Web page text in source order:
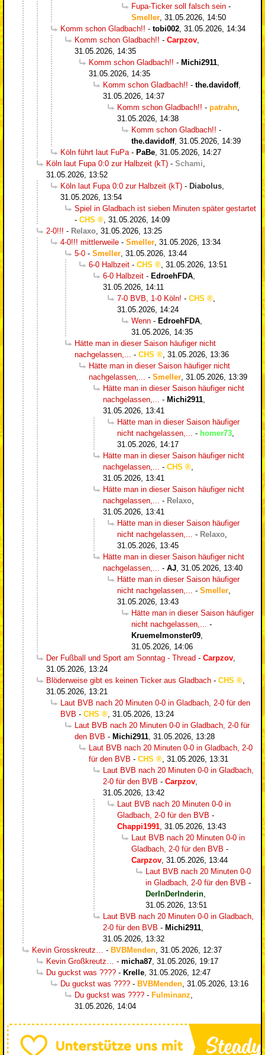
Fupa-Ticker soll falsch sein -
Smeller 31.05.2026, 14:50
Komm schon Gladbach!! - tobi002 31.05.2026, 14:34
Komm schon Gladbach!! - Carpzov
31.05.2026, 14:35
Komm schon Gladbach!! - Michi2911
31.05.2026, 14:35
Komm schon Gladbach!! - the.davidoff,
31.05.2026, 14:37
Komm schon Gladbach!! - patrahn
31.05.2026, 14:38
Komm schon Gladbach!! -
the.davidoff, 31.05.2026, 14:39
Köln führt laut FuPa - PaBe 31.05.2026, 14:27
Köln laut Fupa 0:0 zur Halbzeit (kT) - Schami
31.05.2026, 13:52
Köln laut Fupa 0:0 zur Halbzeit (kT) - Diabolus
31.05.2026, 13:54
Spiel in Gladbach ist sieben Minuten später gestartet
- CHS
31.05.2026, 14:09
2-0!!! - Relaxo 31.05.2026, 13:25
4-0!!! mittlerweile - Smeller 31.05.2026, 13:34
5-0 - Smeller 31.05.2026, 13:44
6-0 Halbzeit - CHS
31.05.2026, 13:51
6-0 Halbzeit - EdroehFDA
31.05.2026, 14:11
7-0 BVB, 1-0 Köln! - CHS
31.05.2026, 14:24
Wenn - EdroehFDA
31.05.2026, 14:35
Hätte man in dieser Saison häufiger nicht
nachgelassen,...
- CHS
31.05.2026, 13:36
Hätte man in dieser Saison häufiger nicht
nachgelassen,...
- Smeller 31.05.2026, 13:39
Hätte man in dieser Saison häufiger nicht
nachgelassen,...
- Michi2911
31.05.2026, 13:41
Hätte man in dieser Saison häufiger
nicht nachgelassen,...
- homer73
31.05.2026, 14:17
Hätte man in dieser Saison häufiger nicht
nachgelassen,...
- CHS
31.05.2026, 13:41
Hätte man in dieser Saison häufiger nicht
nachgelassen,...
- Relaxo
31.05.2026, 13:41
Hätte man in dieser Saison häufiger
nicht nachgelassen,...
- Relaxo
31.05.2026, 13:45
Hätte man in dieser Saison häufiger nicht
nachgelassen,...
- AJ 31.05.2026, 13:40
Hätte man in dieser Saison häufiger
nicht nachgelassen,...
- Smeller
31.05.2026, 13:43
Hätte man in dieser Saison häufiger
nicht nachgelassen,...
-
Kruemelmonster09
31.05.2026, 14:06
Der Fußball und Sport am Sonntag - Thread - Carpzov
31.05.2026, 13:24
Blöderweise gibt es keinen Ticker aus Gladbach - CHS
31.05.2026, 13:21
Laut BVB nach 20 Minuten 0-0 in Gladbach, 2-0 für den
BVB - CHS
31.05.2026, 13:24
Laut BVB nach 20 Minuten 0-0 in Gladbach, 2-0 für
den BVB - Michi2911 31.05.2026, 13:28
Laut BVB nach 20 Minuten 0-0 in Gladbach, 2-0
für den BVB - CHS
31.05.2026, 13:31
Laut BVB nach 20 Minuten 0-0 in Gladbach,
2-0 für den BVB - Carpzov
31.05.2026, 13:42
Laut BVB nach 20 Minuten 0-0 in
Gladbach, 2-0 für den BVB -
Chappi1991 31.05.2026, 13:43
Laut BVB nach 20 Minuten 0-0 in
Gladbach, 2-0 für den BVB -
Carpzov 31.05.2026, 13:44
Laut BVB nach 20 Minuten 0-0
in Gladbach, 2-0 für den BVB -
DerInDerInderin
31.05.2026, 13:51
Laut BVB nach 20 Minuten 0-0 in Gladbach,
2-0 für den BVB - Michi2911
31.05.2026, 13:32
Kevin Grosskreutz…
- BVBMenden 31.05.2026, 12:37
Kevin Großkreutz…
- micha87 31.05.2026, 19:17
Du guckst was ???? - Krelle 31.05.2026, 12:47
Du guckst was ???? - BVBMenden 31.05.2026, 13:16
Du guckst was ???? - Fulminanz
31.05.2026, 14:04